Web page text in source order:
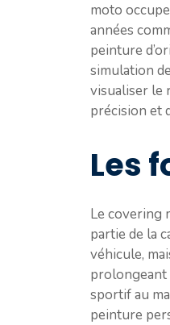
moto
années
peinture
simulation
visualiser le
précision et
Les
Le covering
partie de la
véhicule,
prolongeant
sportif au
peinture